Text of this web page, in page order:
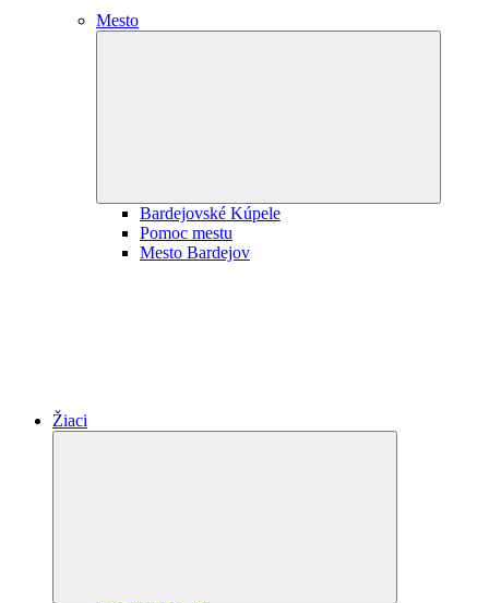
Mesto
Bardejovské Kúpele
Pomoc mestu
Mesto Bardejov
Žiaci